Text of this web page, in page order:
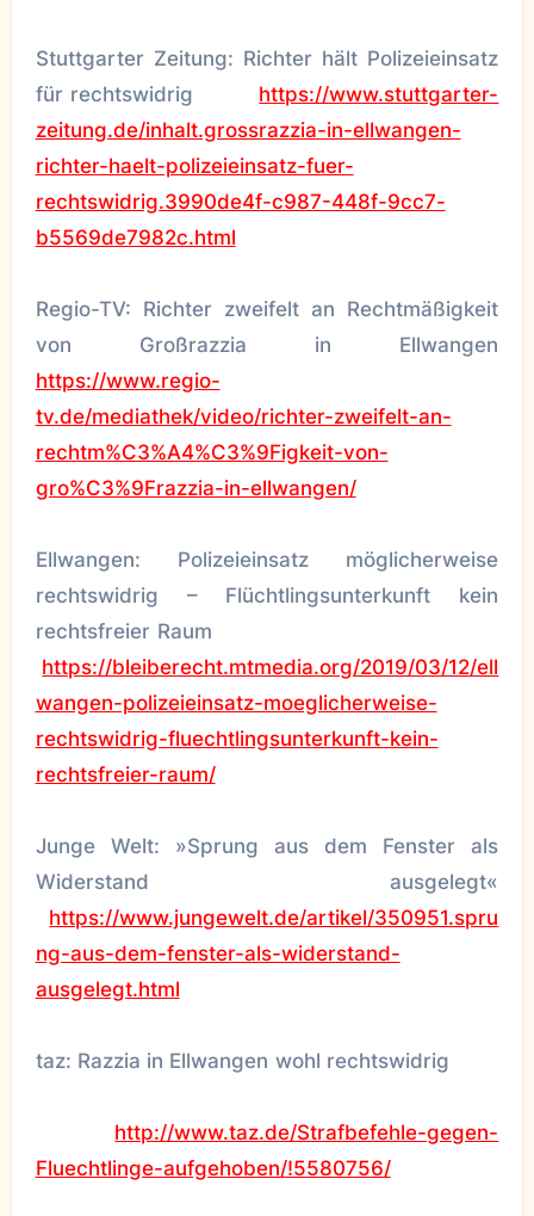
Stuttgarter Zeitung: Richter hält Polizeieinsatz
für rechtswidrig https://www.stuttgarter-
zeitung.de/inhalt.grossrazzia-in-ellwangen-
richter-haelt-polizeieinsatz-fuer-
rechtswidrig.3990de4f-c987-448f-9cc7-
b5569de7982c.html
Regio-TV: Richter zweifelt an Rechtmäßigkeit
von Großrazzia in Ellwangen
https://www.regio-
tv.de/mediathek/video/richter-zweifelt-an-
rechtm%C3%A4%C3%9Figkeit-von-
gro%C3%9Frazzia-in-ellwangen/
Ellwangen: Polizeieinsatz möglicherweise
rechtswidrig – Flüchtlingsunterkunft kein
rechtsfreier Raum
https://bleiberecht.mtmedia.org/2019/03/12/ell
wangen-polizeieinsatz-moeglicherweise-
rechtswidrig-fluechtlingsunterkunft-kein-
rechtsfreier-raum/
Junge Welt: »Sprung aus dem Fenster als
Widerstand ausgelegt«
https://www.jungewelt.de/artikel/350951.spru
ng-aus-dem-fenster-als-widerstand-
ausgelegt.html
taz: Razzia in Ellwangen wohl rechtswidrig
http://www.taz.de/Strafbefehle-gegen-
Fluechtlinge-aufgehoben/!5580756/